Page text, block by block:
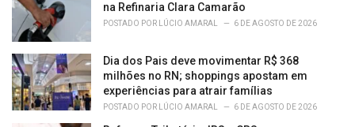
na Refinaria Clara Camarão
POSTADO POR LÚCIO AMARAL 6 DE AGOSTO DE 2026
Dia dos Pais deve movimentar R$ 368
milhões no RN; shoppings apostam em
experiências para atrair famílias
POSTADO POR LÚCIO AMARAL 6 DE AGOSTO DE 2026